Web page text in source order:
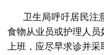
卫生局呼吁居民注
食物从业员或护理人
上班，应尽早求诊并